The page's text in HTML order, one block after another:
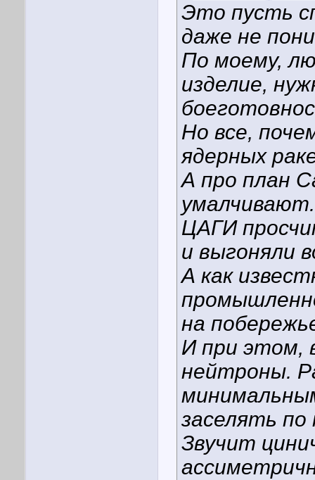
Это пусть
даже не
По моему,
изделие,
Но все,
ядерных
А про план
ЦАГИ
и выгоняли
А как
на
И при этом,
нейтроны.
заселять по
Звучит